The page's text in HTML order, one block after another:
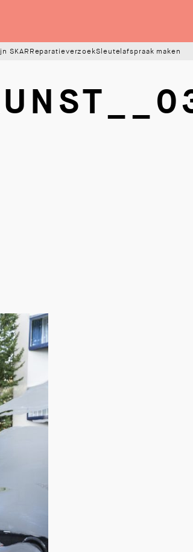
SKAR ReparatieverzoekSleutelafspraak maken